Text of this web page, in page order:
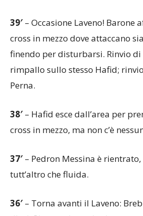
39′ – Occasione Laveno! Barone
cross in mezzo dove attaccano
finendo per disturbarsi. Rinvio di
rimpallo sullo stesso Hafid;
Perna.
38′ – Hafid esce dall’area per
cross in mezzo, ma non c’è
37′ – Pedron Messina è
tutt’altro che fluida.
36′ – Torna avanti il Laveno: